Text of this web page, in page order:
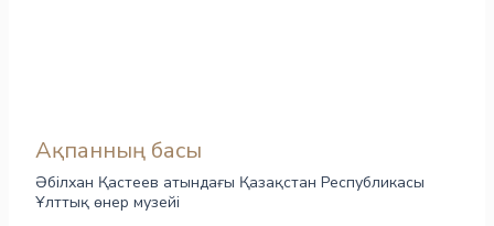
Ақпанның басы
Әбілхан Қастеев атындағы Қазақстан Республикасы
Ұлттық өнер музейі